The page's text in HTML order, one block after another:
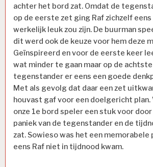
achter het bord zat. Omdat de
op de eerste zet ging Raf zichzelf
werkelijk leuk zou zijn. De buurman
dit werd ook de keuze voor hem deze
Geïnspireerd en voor de eerste keer
wat minder te gaan maar op de
tegenstander er eens een goede
Met als gevolg dat daar een zet
houvast gaf voor een doelgericht plan.
onze 1e bord speler een stuk voor
paniek van de tegenstander en de
zat. Sowieso was het een memorabele
eens Raf niet in tijdnood kwam.